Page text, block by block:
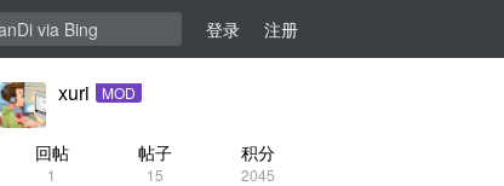
登录 注册
xuri MOD
回帖
1
帖子
15
积分
2045